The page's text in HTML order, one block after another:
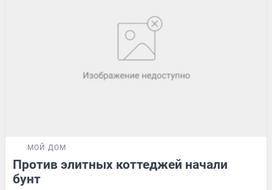
МОЙ ДОМ
Против элитных коттеджей начали
бунт